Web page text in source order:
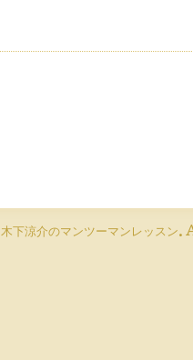
木下涼介のマンツーマンレッスン.